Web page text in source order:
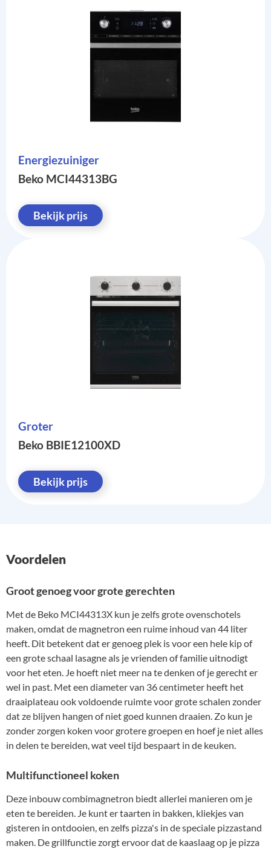
Energiezuiniger
Beko MCI44313BG
Bekijk prijs
Groter
Beko BBIE12100XD
Bekijk prijs
Voordelen
Groot genoeg voor grote gerechten
Met de Beko MCI44313X kun je zelfs grote ovenschotels
maken, omdat de magnetron een ruime inhoud van 44 liter
heeft. Dit betekent dat er genoeg plek is voor een hele kip of
een grote schaal lasagne als je vrienden of familie uitnodigt
voor het eten. Je hoeft niet meer na te denken of je gerecht er
wel in past. Met een diameter van 36 centimeter heeft het
draaiplateau ook voldoende ruimte voor grote schalen zonder
dat ze blijven hangen of niet goed kunnen draaien. Zo kun je
zonder zorgen koken voor grotere groepen en hoef je niet alles
in delen te bereiden, wat veel tijd bespaart in de keuken.
Multifunctioneel koken
Deze inbouw combimagnetron biedt allerlei manieren om je
eten te bereiden. Je kunt er taarten in bakken, kliekjes van
gisteren in ontdooien, en zelfs pizza's in de speciale pizzastand
maken. De grillfunctie zorgt ervoor dat de kaaslaag op je pizza